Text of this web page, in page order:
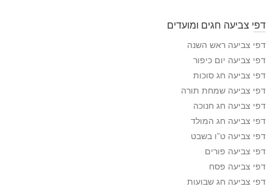
דפי צביעה חגים ומועדים
דפי צביעה ראש השנה
דפי צביעה יום כיפור
דפי צביעה חג סוכות
דפי צביעה שמחת תורה
דפי צביעה חג חנוכה
דפי צביעה חג המולד
דפי צביעה ט”ו בשבט
דפי צביעה פורים
דפי צביעה פסח
דפי צביעה חג שבועות